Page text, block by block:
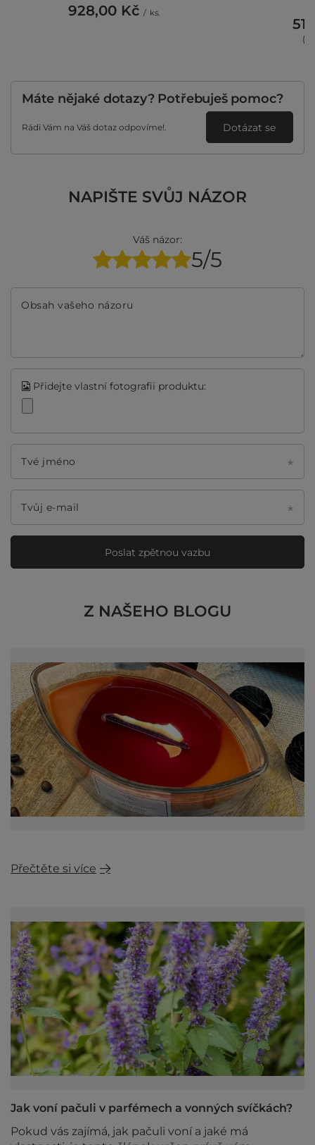
928,00 Kč / ks.
Máte nějaké dotazy? Potřebuješ pomoc?
Rádi Vám na Váš dotaz odpovíme!. Dotázat se
NAPIŠTE SVŮJ NÁZOR
Váš názor:
5/5
Obsah vašeho názoru
Přidejte vlastní fotografii produktu:
Tvé jméno
Tvůj e-mail
Poslat zpětnou vazbu
Z NAŠEHO BLOGU
Přečtěte si více
Jak voní pačuli v parfémech a vonných svíčkách?
Pokud vás zajímá, jak pačuli voní a jaké má